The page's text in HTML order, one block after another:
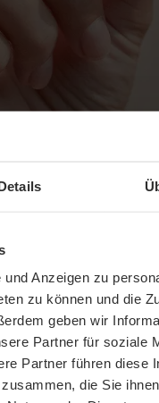
Anzeigen zu
zu können und die
geben wir
Partner für soziale
Partner führen diese
die Sie